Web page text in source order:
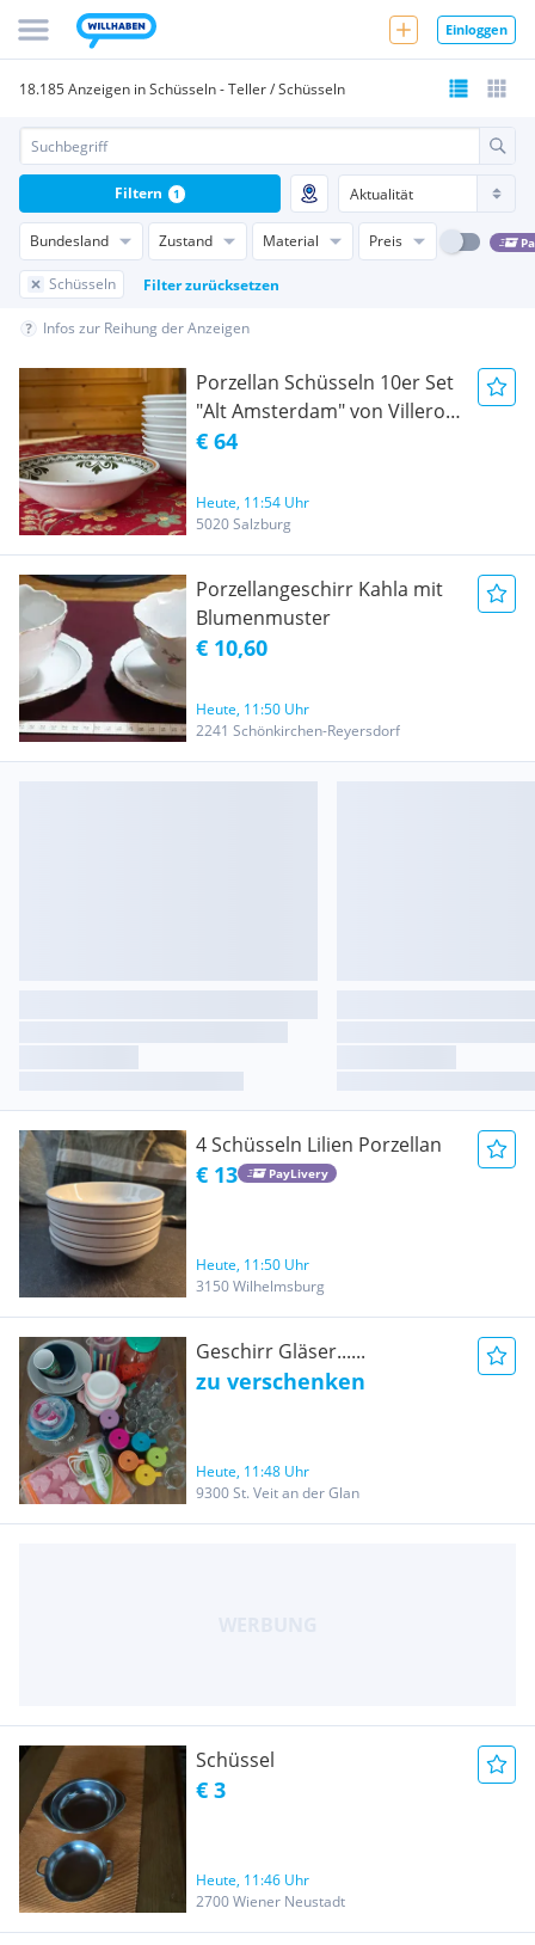
Einloggen
18.185 Anzeigen in Schüsseln - Teller / Schüsseln
Bundesland Zustand Material Preis
Schüsseln Filter zurücksetzen
Filtern 1
Infos zur Reihung der Anzeigen
Porzellan Schüsseln 10er Set
"Alt Amsterdam" von Villeroy
& Boch
€ 64
Heute, 11:54 Uhr
5020 Salzburg
Porzellangeschirr Kahla mit
Blumenmuster
€ 10,60
Heute, 11:50 Uhr
2241 Schönkirchen-Reyersdorf
4 Schüsseln Lilien Porzellan
€ 13 PayLivery
Heute, 11:50 Uhr
3150 Wilhelmsburg
Geschirr Gläser......
zu verschenken
Heute, 11:48 Uhr
9300 St. Veit an der Glan
Schüssel
€ 3
Heute, 11:46 Uhr
2700 Wiener Neustadt